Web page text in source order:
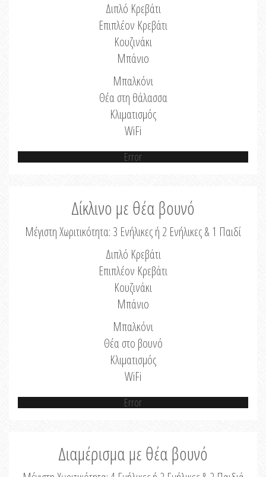
Διπλό Κρεβάτι
Επιπλέον Κρεβάτι
Κουζινάκι
Μπάνιο
Μπαλκόνι
Θέα στη θάλασσα
Κλιματισμός
WiFi
Error
Δίκλινο με θέα βουνό
Μέγιστη Χωριτικότητα: 3 Ενήλικες ή 2 Ενήλικες & 1 Παιδί
Διπλό Κρεβάτι
Επιπλέον Κρεβάτι
Κουζινάκι
Μπάνιο
Μπαλκόνι
Θέα στο βουνό
Κλιματισμός
WiFi
Error
Διαμέρισμα με θέα βουνό